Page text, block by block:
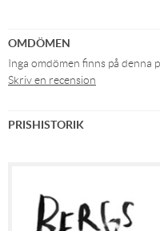
OMDÖMEN
Inga omdömen finns på
Skriv en recension
PRISHISTORIK